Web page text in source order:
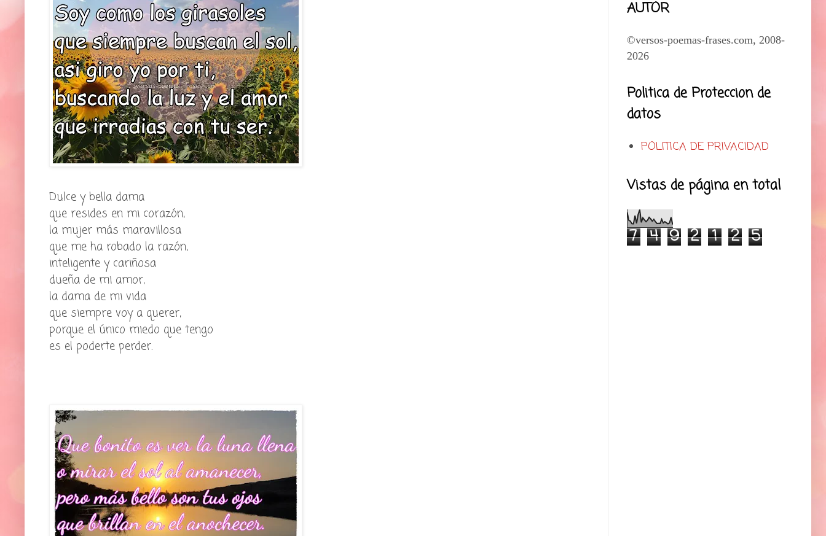
Dulce y bella dama
que resides en mi corazón,
la mujer más maravillosa
que me ha robado la razón,
inteligente y cariñosa
dueña de mi amor,
la dama de mi vida
que siempre voy a querer,
porque el único miedo que tengo
es el poderte perder.
AUTOR
©versos-poemas-frases.com, 2008-
2026
Politica de Proteccion de
datos
POLITICA DE PRIVACIDAD
Vistas de página en total
7 4 9 2 1 2 5